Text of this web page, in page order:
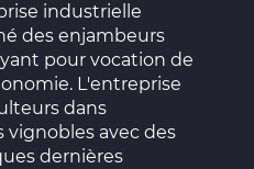
industrielle
des enjambeurs
pour vocation de
L'entreprise
dans
vignobles avec des
dernières